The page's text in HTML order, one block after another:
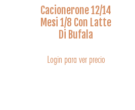
Cacionerone 12/14
Mesi 1/8 Con Latte
Di Bufala
Login para ver precio